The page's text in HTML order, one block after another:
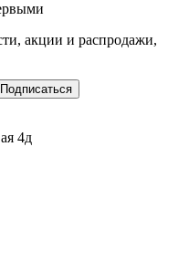
акции и распродажи,
Подписаться
4д